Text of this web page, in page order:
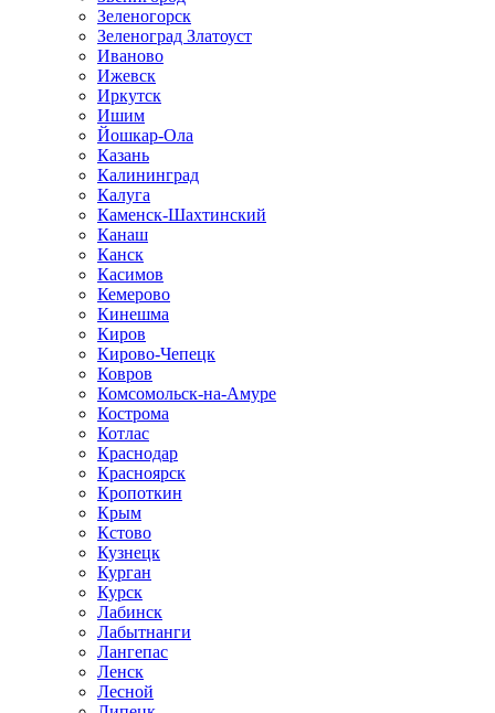
Зеленогорск
Зеленоград Златоуст
Иваново
Ижевск
Иркутск
Ишим
Йошкар-Ола
Казань
Калининград
Калуга
Каменск-Шахтинский
Канаш
Канск
Касимов
Кемерово
Кинешма
Киров
Кирово-Чепецк
Ковров
Комсомольск-на-Амуре
Кострома
Котлас
Краснодар
Красноярск
Кропоткин
Крым
Кстово
Кузнецк
Курган
Курск
Лабинск
Лабытнанги
Лангепас
Ленск
Лесной